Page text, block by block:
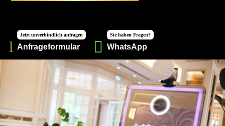
l
Jetzt unverbindlich anfragen
Anfrageformular 
Sie haben Fragen?
WhatsApp